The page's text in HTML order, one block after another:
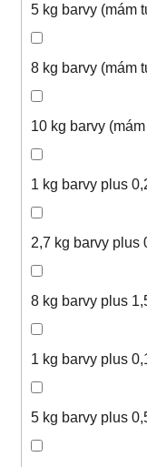
5 kg barvy (mám
8 kg barvy (mám
10 kg barvy
1 kg barvy plus
2,7 kg barvy plus
8 kg barvy plus
1 kg barvy plus
5 kg barvy plus